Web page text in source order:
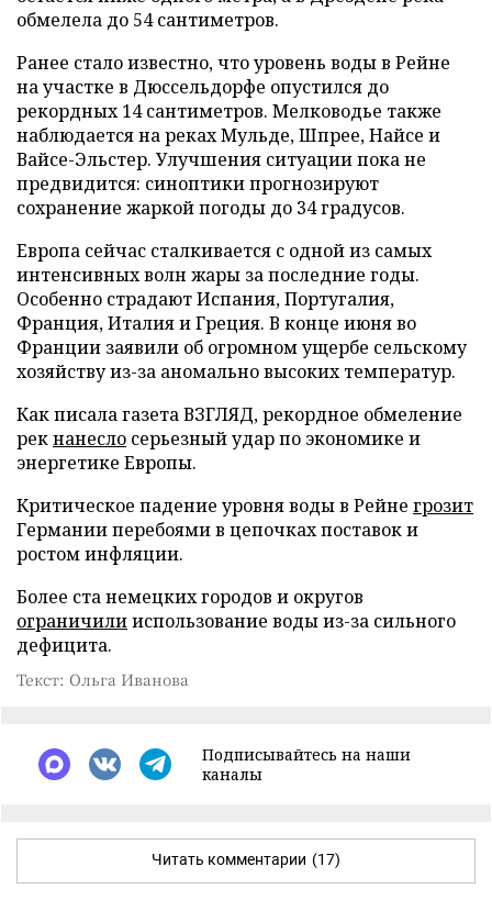
обмелела до 54 сантиметров.
Ранее стало известно, что уровень воды в Рейне
на участке в Дюссельдорфе опустился до
рекордных 14 сантиметров. Мелководье также
наблюдается на реках Мульде, Шпрее, Найсе и
Вайсе-Эльстер. Улучшения ситуации пока не
предвидится: синоптики прогнозируют
сохранение жаркой погоды до 34 градусов.
Европа сейчас сталкивается с одной из самых
интенсивных волн жары за последние годы.
Особенно страдают Испания, Португалия,
Франция, Италия и Греция. В конце июня во
Франции заявили об огромном ущербе сельскому
хозяйству из-за аномально высоких температур.
Как писала газета ВЗГЛЯД, рекордное обмеление
рекнанесло серьезный удар по экономике и
энергетике Европы.
Критическое падение уровня воды в Рейне грозит
Германии перебоями в цепочках поставок и
ростом инфляции.
Более ста немецких городов и округов
ограничилииспользование воды из-за сильного
дефицита.
Текст: Ольга Иванова
Подписывайтесь на наши
каналы
Читать комментарии (17)